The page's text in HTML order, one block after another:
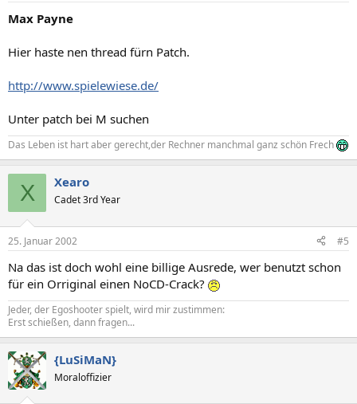
Max Payne
Hier haste nen thread fürn Patch.
http://www.spielewiese.de/
Unter patch bei M suchen
Das Leben ist hart aber gerecht,der Rechner manchmal ganz schön Frech
X Xearo
Cadet 3rd Year
25. Januar 2002 #5
Na das ist doch wohl eine billige Ausrede, wer benutzt schon
für ein Orriginal einen NoCD-Crack?
Jeder, der Egoshooter spielt, wird mir zustimmen:
Erst schießen, dann fragen...
{LuSiMaN}
Moraloffizier